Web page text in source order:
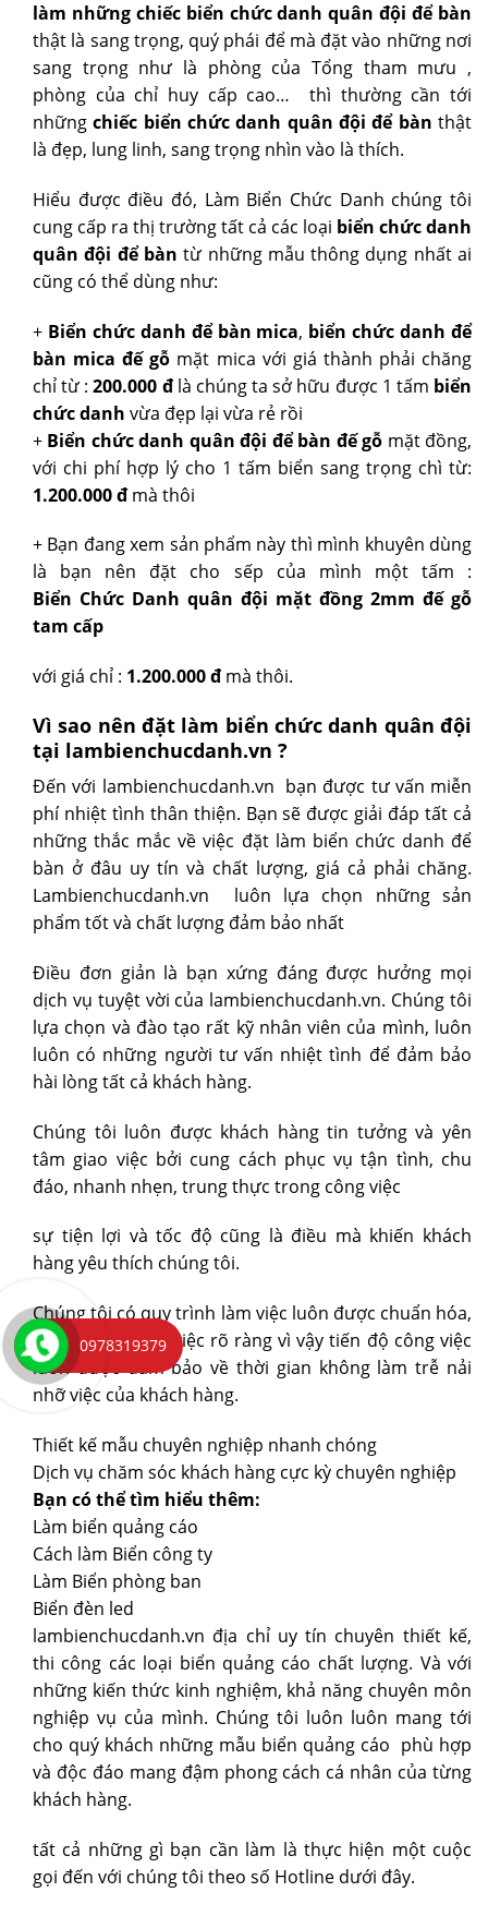
làm những chiếc biển chức danh quân đội để bàn
thật là sang trọng, quý phái để mà đặt vào những nơi
sang trọng như là phòng của Tổng tham mưu ,
phòng của chỉ huy cấp cao… thì thường cần tới
nhữngchiếc biển chức danh quân đội để bàn thật
là đẹp, lung linh, sang trọng nhìn vào là thích.
Hiểu được điều đó, Làm Biển Chức Danh chúng tôi
cung cấp ra thị trường tất cả các loại biển chức danh
quân đội để bàn từ những mẫu thông dụng nhất ai
cũng có thể dùng như:
+ Biển chức danh để bàn mica, biển chức danh để
bàn mica đế gỗ mặt mica với giá thành phải chăng
chỉ từ : 200.000 đlà chúng ta sở hữu được 1 tấm biển
chức danh vừa đẹp lại vừa rẻ rồi
+ Biển chức danh quân đội để bàn đế gỗ mặt đồng,
với chi phí hợp lý cho 1 tấm biển sang trọng chì từ:
1.200.000 đmà thôi
+ Bạn đang xem sản phẩm này thì mình khuyên dùng
là bạn nên đặt cho sếp của mình một tấm :
Biển Chức Danh quân đội mặt đồng 2mm đế gỗ
tam cấp
với giá chỉ : 1.200.000 đmà thôi.
Vì sao nên đặt làm biển chức danh quân đội
tại lambienchucdanh.vn ?
Đến với lambienchucdanh.vn bạn được tư vấn miễn
phí nhiệt tình thân thiện. Bạn sẽ được giải đáp tất cả
những thắc mắc về việc đặt làm biển chức danh để
bàn ở đâu uy tín và chất lượng, giá cả phải chăng.
Lambienchucdanh.vn luôn lựa chọn những sản
phẩm tốt và chất lượng đảm bảo nhất
Điều đơn giản là bạn xứng đáng được hưởng mọi
dịch vụ tuyệt vời của lambienchucdanh.vn. Chúng tôi
lựa chọn và đào tạo rất kỹ nhân viên của mình, luôn
luôn có những người tư vấn nhiệt tình để đảm bảo
hài lòng tất cả khách hàng.
Chúng tôi luôn được khách hàng tin tưởng và yên
tâm giao việc bởi cung cách phục vụ tận tình, chu
đáo, nhanh nhẹn, trung thực trong công việc
sự tiện lợi và tốc độ cũng là điều mà khiến khách
hàng yêu thích chúng tôi.
Chúng tôi có quy trình làm việc luôn được chuẩn hóa,
phân công công việc rõ ràng vì vậy tiến độ công việc
luôn được đảm bảo về thời gian không làm trễ nải
nhỡ việc của khách hàng.
Thiết kế mẫu chuyên nghiệp nhanh chóng
Dịch vụ chăm sóc khách hàng cực kỳ chuyên nghiệp
Bạn có thể tìm hiểu thêm:
Làm biển quảng cáo
Cách làm Biển công ty
Làm Biển phòng ban
Biển đèn led
lambienchucdanh.vn địa chỉ uy tín chuyên thiết kế,
thi công các loại biển quảng cáo chất lượng. Và với
những kiến thức kinh nghiệm, khả năng chuyên môn
nghiệp vụ của mình. Chúng tôi luôn luôn mang tới
cho quý khách những mẫu biển quảng cáo phù hợp
và độc đáo mang đậm phong cách cá nhân của từng
khách hàng.
tất cả những gì bạn cần làm là thực hiện một cuộc
gọi đến với chúng tôi theo số Hotline dưới đây.
0978319379